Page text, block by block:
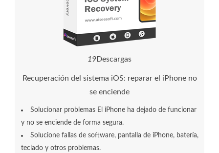
21Descargas
Recuperación del sistema iOS: reparar el iPhone no
se enciende
Solucionar problemas El iPhone ha dejado de funcionar
y no se enciende de forma segura.
Solucione fallas de software, pantalla de iPhone, batería,
teclado y otros problemas.